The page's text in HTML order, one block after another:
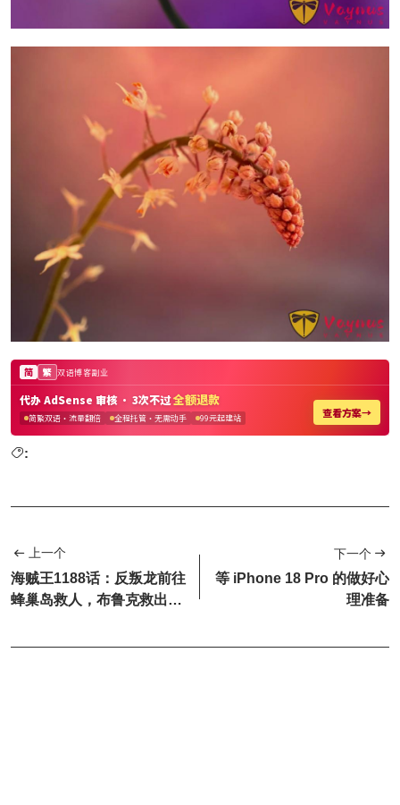
:
上一个
海贼王1188话：反叛龙前往
蜂巢岛救人，布鲁克救出舒
下一个
等 iPhone 18 Pro 的做好心
理准备